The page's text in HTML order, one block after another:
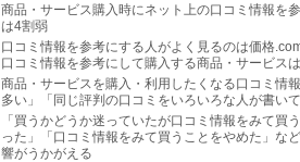
商品・サービス購入時にネット上の口コミ情報を
は4割弱
口コミ情報を参考にする人がよく見るのは価格
口コミ情報を参考にして購入する商品・サービス
商品・サービスを購入・利用したくなる口コミ情
多い」「同じ評判の口コミをいろいろな人が書い
「買うかどうか迷っていたが口コミ情報をみて
った」「口コミ情報をみて買うことをやめた」な
響がうかがえる